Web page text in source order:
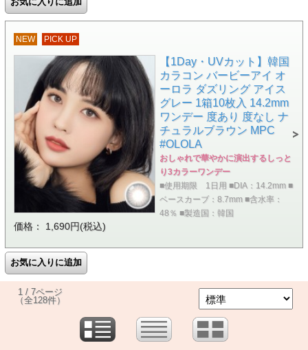
NEW PICK UP
【1Day・UVカット】韓国
カラコン バービーアイ オ
ーロラ ダズリング アイス
グレー 1箱10枚入 14.2mm
ワンデー 度あり 度なし ナ
チュラルブラウン MPC
#OLOLA
おしゃれで華やかに演出するしっと
り3カラーワンデー
■使用期限 1日用 ■DIA：14.2mm ■
ベースカーブ：8.7mm ■含水率：
48％ ■製造国：韓国
価格： 1,690円(税込)
1 / 7ページ
（全128件）